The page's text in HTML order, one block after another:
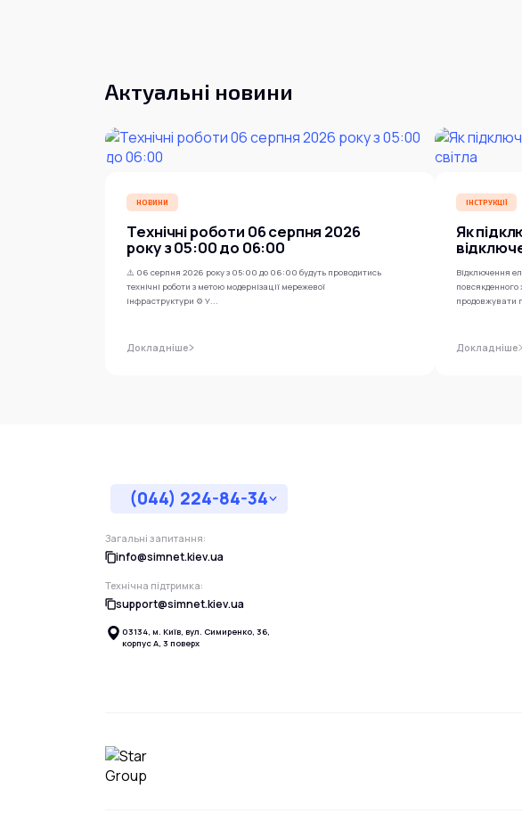
Актуальні новини
НОВИНИ
Технічні роботи 06 серпня 2026
року з 05:00 до 06:00
⚠️ 06 серпня 2026 року з 05:00 до 06:00 будуть проводитись
технічні роботи з метою модернізації мережевої
інфраструктури ⚙️ У...
Докладніше
ІНСТРУКЦІЇ
Як
Відключення
повсякденного
продовжувати
Докладніше
(044) 224-84-34
Загальні запитання:
info@simnet.kiev.ua
Технічна підтримка:
support@simnet.kiev.ua
03134, м. Київ, вул. Симиренко, 36,
корпус А, 3 поверх